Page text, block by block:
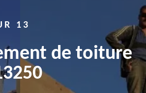
13
de toiture